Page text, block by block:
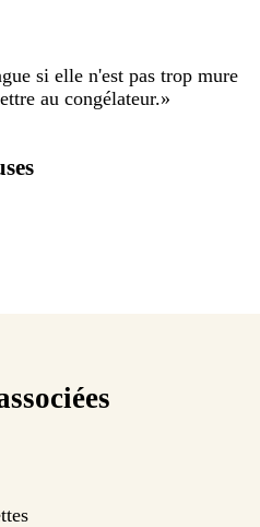
si elle n'est pas trop mure
au congélateur.»